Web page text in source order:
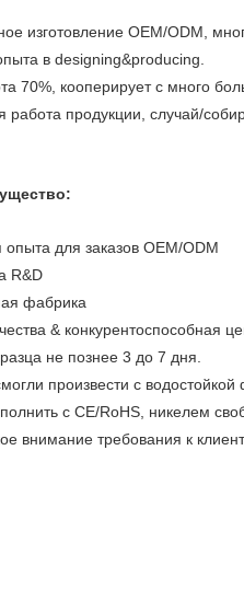
изготовление OEM/ODM,
в designing&producing.
70%, кооперирует с много
работа продукции, случай/
для заказов OEM/ODM
R&D
фабрика
& конкурентоспособная
не познее 3 до 7 дня.
произвести с
с CE/RoHS, никелем
внимание требования к